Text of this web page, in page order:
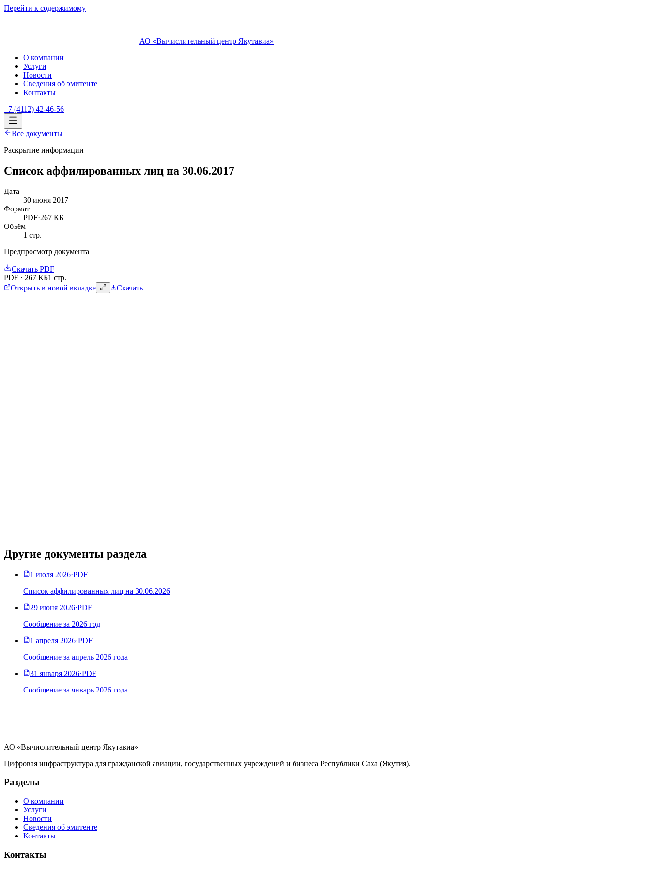
Перейти к содержимому
АО «Вычислительный центр Якутавиа»
О компании
Услуги
Новости
Сведения об эмитенте
Контакты
+7 (4112) 42-46-56
Все документы
Раскрытие информации
Список аффилированных лиц на 30.06.2017
Дата
30 июня 2017
Формат
PDF·267 КБ
Объём
1 стр.
Предпросмотр документа
Скачать PDF
PDF · 267 КБ1 стр.
Открыть в новой вкладке
Скачать
Другие документы раздела
1 июля 2026·PDF
Список аффилированных лиц на 30.06.2026
29 июня 2026·PDF
Сообщение за 2026 год
1 апреля 2026·PDF
Сообщение за апрель 2026 года
31 января 2026·PDF
Сообщение за январь 2026 года
АО «Вычислительный центр Якутавиа»
Цифровая инфраструктура для гражданской авиации, государственных учреждений и бизнеса Республики Саха (Якутия).
Разделы
О компании
Услуги
Новости
Сведения об эмитенте
Контакты
Контакты